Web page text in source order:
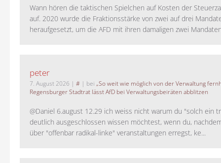
Wann hören die taktischen Spielchen auf Kosten der
auf. 2020 wurde die Fraktionsstärke von zwei auf drei
heraufgesetzt, um die AFD mit ihren damaligen zwei
peter
7. August 2026 | # | bei „So weit wie möglich von der Verwaltung
Regensburger Stadtrat lässt AfD bei Verwaltungsbeiräten abblitzen
@Daniel 6.august 12.29 ich weiss nicht warum du "solch ein
deutlich ausgeschlossen wissen möchtest, wenn du,
über "offenbar radikal-linke" veranstaltungen erregst, ke...